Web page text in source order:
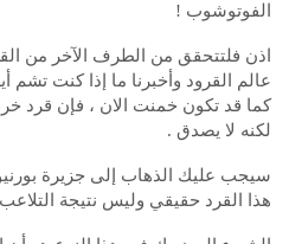
الفوتوشوب !
اذن فلتتحقق من الطرف الآخر من
عالم القرود وأخبرنا ما إذا كنت
كما قد تكون خمنت الان ، فإن قرد
لكنه لا يصدق .
سيجب عليك الذهاب إلى جزيرة بورنيو
هذا القرد حقيقي وليس نتيجة